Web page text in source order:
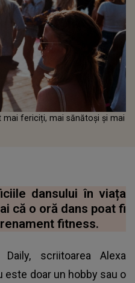
mai fericiți, mai sănătoși și mai
dansului în viața
că o oră dans poat fi
fitness.
scriitoarea Alexa
este doar un hobby sau o